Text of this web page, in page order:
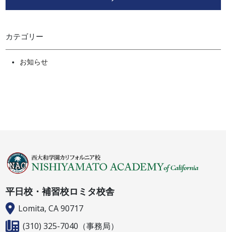
カテゴリー
お知らせ
平日校・補習校ロミタ校舎
Lomita, CA 90717
(310) 325-7040 （事務局）